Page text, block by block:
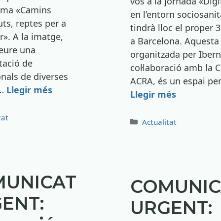
«Camins
reptes per a
A la imatge,
una
de
de diverses
Llegir més
en l’entorn
tindrà lloc el proper
a Barcelona.
organitzada per
col·laboració amb la
ACRA, és un espai
Llegir més
Categories
Actualitat
URGENT: